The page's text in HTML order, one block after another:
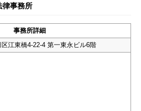
律事務所
事務所詳細
江東橋4-22-4 第一東永ビル6階